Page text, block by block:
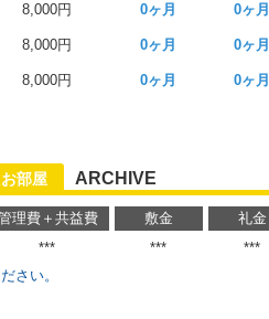
8,000円 0ヶ月 0ヶ月
8,000円 0ヶ月 0ヶ月
8,000円 0ヶ月 0ヶ月
部屋 ARCHIVE
理費＋共益費 敷金 礼金
*** *** ***
さい。